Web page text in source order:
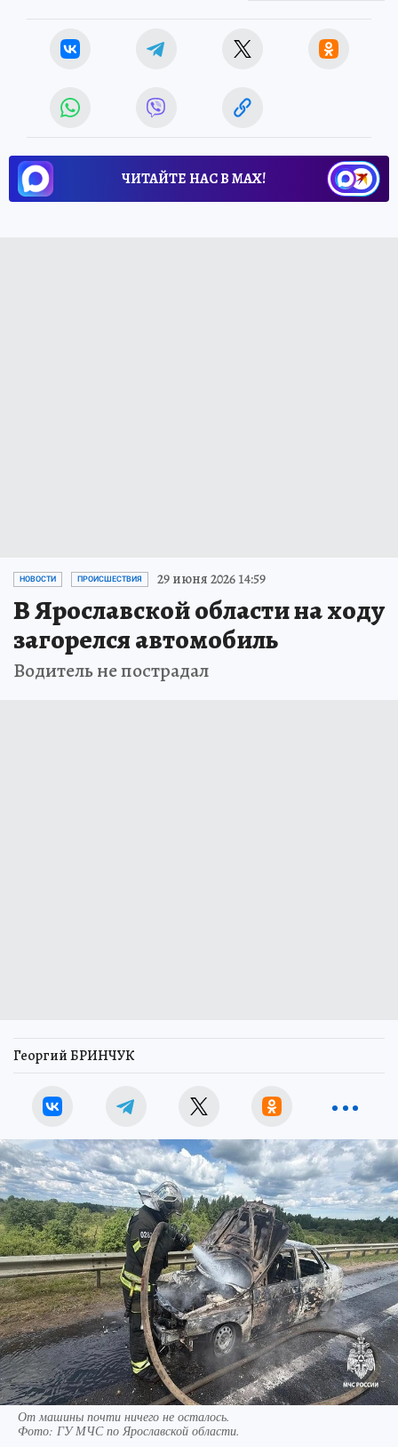
ЧИТАЙТЕ НАС В МАХ!
НОВОСТИ ПРОИСШЕСТВИЯ 29 июня 2026 14:59
В Ярославской области на ходу
загорелся автомобиль
Водитель не пострадал
Георгий БРИНЧУК
От машины почти ничего не осталось.
Фото: ГУ МЧС по Ярославской области.